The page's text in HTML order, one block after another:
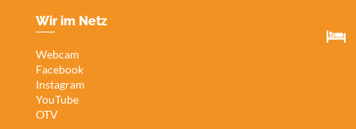
Wir im Netz
Webcam
Facebook
Instagram
YouTube
OTV